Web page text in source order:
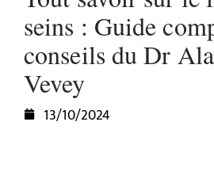
seins : Guide
conseils du Dr
Vevey
13/10/2024